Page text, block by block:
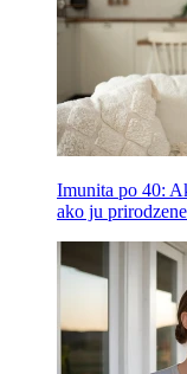
Imunita po 40:
ako ju